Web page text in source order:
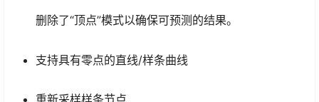
删除了“顶点”模式以确保可预测的结果。
支持具有零点的直线/样条曲线
重新采样样条节点